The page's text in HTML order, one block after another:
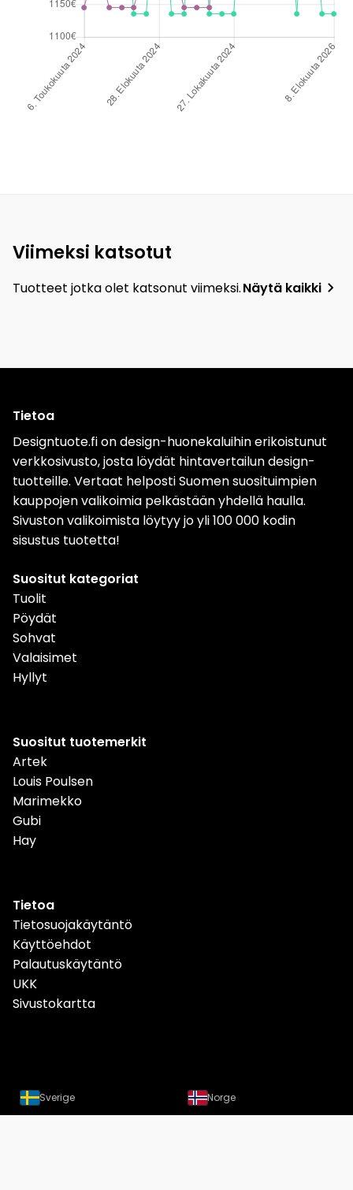
Viimeksi katsotut
Tuotteet jotka olet katsonut viimeksi.Näytä kaikki
Tietoa
Designtuote.fi on design-huonekaluihin erikoistunut
verkkosivusto, josta löydät hintavertailun design-
tuotteille. Vertaat helposti Suomen suosituimpien
kauppojen valikoimia pelkästään yhdellä haulla.
Sivuston valikoimista löytyy jo yli 100 000 kodin
sisustus tuotetta!
Suositut kategoriat
Tuolit
Pöydät
Sohvat
Valaisimet
Hyllyt
Suositut tuotemerkit
Artek
Louis Poulsen
Marimekko
Gubi
Hay
Tietoa
Tietosuojakäytäntö
Käyttöehdot
Palautuskäytäntö
UKK
Sivustokartta
Sverige Norge